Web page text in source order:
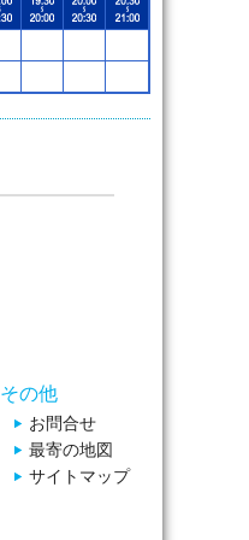
その他
お問合せ
最寄の地図
サイトマップ